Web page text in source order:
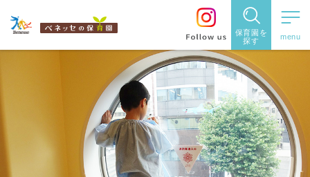
保育園を
探す
保育園を探す
住所・駅
名から探
す